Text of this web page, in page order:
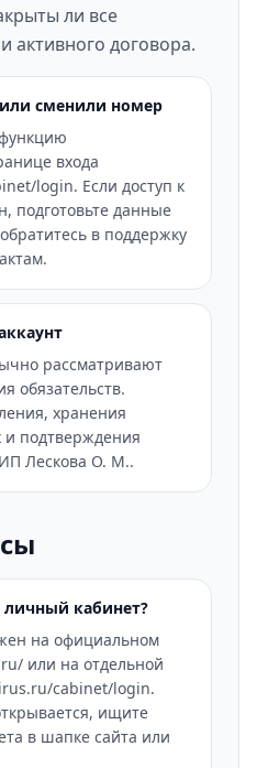
ли все
активного договора.
сменили номер
входа
login. Если доступ к
подготовьте данные
в поддержку
рассматривают
обязательств.
хранения
подтверждения
Лескова О. М..
личный кабинет?
на официальном
или на отдельной
cabinet/login.
ищите
в шапке сайта или